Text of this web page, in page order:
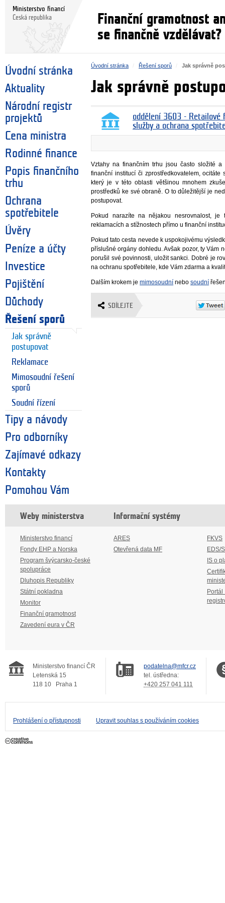
Ministerstvo financí
Česká republika
Finanční gramotnost
se finančně vzdělávat?
Úvodní stránka
Aktuality
Národní registr
projektů
Cena ministra
Rodinné finance
Popis finančního
trhu
Ochrana
spotřebitele
Úvěry
Peníze a účty
Investice
Pojištění
Důchody
Řešení sporů
Jak správně
postupovat
Reklamace
Mimosoudní řešení
sporů
Soudní řízení
Tipy a návody
Pro odborníky
Zajímavé odkazy
Kontakty
Pomohou Vám
Úvodní stránka Řešení sporů Jak správně
Jak správně
oddělení 3603 - Retailové
služby a ochrana
Vztahy na finančním trhu jsou často složité
finanční institucí či zprostředkovatelem,
který je v této oblasti většinou mnohem
prostředků ke své obraně. O to důležitější je
postupovat.
Pokud narazíte na nějakou nesrovnalost,
reklamacích a stížnostech přímo u finanční
Pokud tato cesta nevede k uspokojivému
příslušné orgány dohledu. Avšak pozor, ty Vám
porušil své povinnosti, uložit sankci. Dobré je
na ochranu spotřebitele, kde Vám zdarma a
Dalším krokem jemimosoudní nebosoudní
SDÍLEJTE
Weby ministerstva
Ministerstvo financí
Fondy EHP a Norska
Program švýcarsko-české
spolupráce
Dluhopis Republiky
Státní pokladna
Monitor
Finanční gramotnost
Zavedení eura v ČR
Informační systémy
ARES
Otevřená data MF
FKVS
EDS/
IS o
Portál
Ministerstvo financí ČR
Letenská 15
118 10
Praha 1
podatelna@mfcr.cz
tel. ústředna:
+420 257 041 111
Prohlášení o přístupnosti Upravit souhlas s používáním cookies